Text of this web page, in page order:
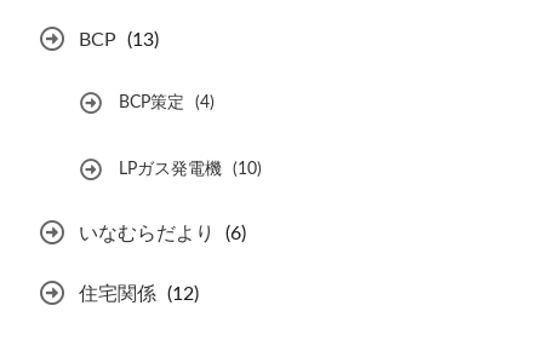
BCP (13)
BCP策定 (4)
LPガス発電機 (10)
いなむらだより (6)
住宅関係 (12)